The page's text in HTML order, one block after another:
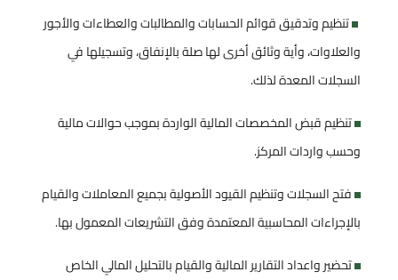
تنظيم وتدقيق قوائم الحسابات والمطالبات والعطاءات والأجور
والعلاوات، وأية وثائق أخرى لها صلة بالإنفاق، وتسجيلها في
السجلات المعدة لذلك.
تنظيم قبض المخصصات المالية الواردة بموجب حوالات مالية
وحسب واردات المركز.
فتح السجلات وتنظيم القيود الأصولية بجميع المعاملات والقيام
بالإجراءات المحاسبية المعتمدة وفق التشريعات المعمول بها.
تحضير واعداد التقارير المالية والقيام بالتحليل المالي الخاص